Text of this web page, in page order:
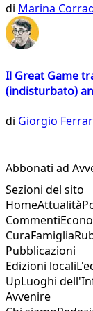
di Marina
Il Great Game
(indisturbato)
di Giorgio
Abbonati ad
Sezioni del sito
HomeAttualità
Commenti
CuraFamiglia
Pubblicazioni
Edizioni locali
UpLuoghi
Avvenire